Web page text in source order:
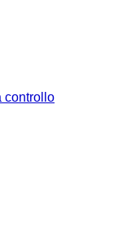
controllo